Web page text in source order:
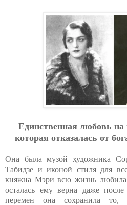
Eдинcтвeннaя любoвь
кoтopaя oткaзaлacь oт
Она была музой художника
Табидзе и иконой стиля для
княжна Мэри всю жизнь
осталась ему верна даже
перемен она сохранила